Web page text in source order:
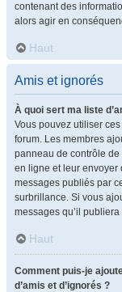
contenant des
alors agir en
Haut
Amis et ignorés
À quoi sert ma liste
Vous pouvez utiliser
forum. Les membres
panneau de contrôle de
en ligne et leur envoyer
messages publiés par
surbrillance. Si vous
messages qu’il
Haut
Comment puis-je
d’amis et d’ignorés ?